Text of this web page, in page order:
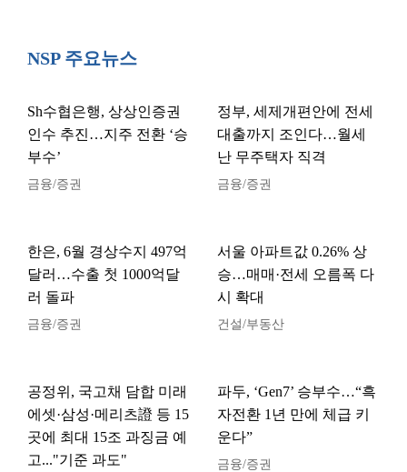
NSP 주요뉴스
Sh수협은행, 상상인증권
인수 추진…지주 전환 ‘승
부수’
금융/증권
정부, 세제개편안에 전세
대출까지 조인다…월세
난 무주택자 직격
금융/증권
한은, 6월 경상수지 497억
달러…수출 첫 1000억달
러 돌파
금융/증권
서울 아파트값 0.26% 상
승…매매·전세 오름폭 다
시 확대
건설/부동산
공정위, 국고채 담합 미래
에셋·삼성·메리츠證 등 15
곳에 최대 15조 과징금 예
고..."기준 과도"
파두, ‘Gen7’ 승부수…“흑
자전환 1년 만에 체급 키
운다”
금융/증권